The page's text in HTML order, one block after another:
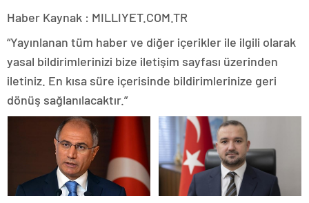
Haber Kaynak : MILLIYET.COM.TR
“Yayınlanan tüm haber ve diğer içerikler ile ilgili olarak
yasal bildirimlerinizi bize iletişim sayfası üzerinden
iletiniz. En kısa süre içerisinde bildirimlerinize geri
dönüş sağlanılacaktır.”